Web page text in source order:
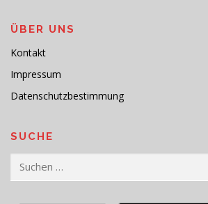
ÜBER UNS
Kontakt
Impressum
Datenschutzbestimmung
SUCHE
Suchen